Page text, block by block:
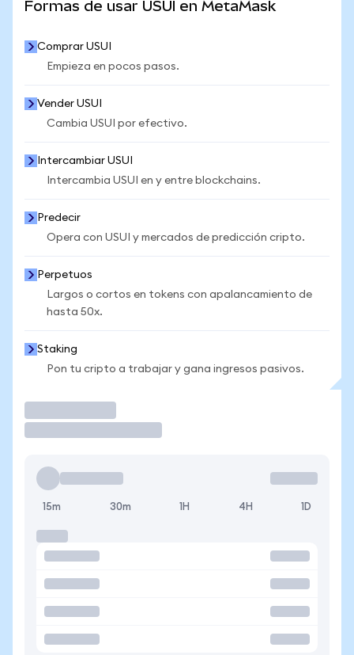
Formas de usar USUI en MetaMask
Comprar USUI
Empieza en pocos pasos.
Vender USUI
Cambia USUI por efectivo.
Intercambiar USUI
Intercambia USUI en y entre blockchains.
Predecir
Opera con USUI y mercados de predicción cripto.
Perpetuos
Largos o cortos en tokens con apalancamiento de
hasta 50x.
Staking
Pon tu cripto a trabajar y gana ingresos pasivos.
15m 30m 1H 4H 1D